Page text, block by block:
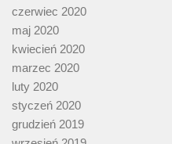
czerwiec 2020
maj 2020
kwiecień 2020
marzec 2020
luty 2020
styczeń 2020
grudzień 2019